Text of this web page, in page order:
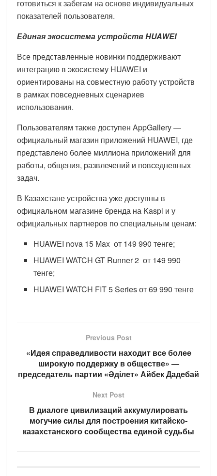
готовиться к забегам на основе индивидуальных
показателей пользователя.
Единая экосистема устройств HUAWEI
Все представленные новинки поддерживают
интеграцию в экосистему HUAWEI и
ориентированы на совместную работу устройств
в рамках повседневных сценариев
использования.
Пользователям также доступен AppGallery —
официальный магазин приложений HUAWEI, где
представлено более миллиона приложений для
работы, общения, развлечений и повседневных
задач.
В Казахстане устройства уже доступны в
официальном магазине бренда на Kaspi и у
официальных партнеров по специальным ценам:
HUAWEI nova 15 Max от 149 990 тенге;
HUAWEI WATCH GT Runner 2 от 149 990
тенге;
HUAWEI WATCH FIT 5 Series от 69 990 тенге
Previous Post
«Идея справедливости находит все более
широкую поддержку в обществе» —
председатель партии «Әділет» Айбек Дадебай
Next Post
В диалоге цивилизаций аккумулировать
могучие силы для построения китайско-
казахстанского сообщества единой судьбы